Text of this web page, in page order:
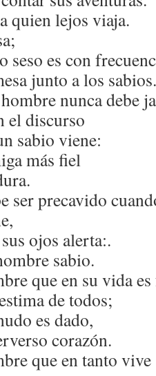
quien lejos viaja.
seso es con
junto a los sabios.
nunca debe
el discurso
sabio viene:
más fiel
ser precavido
ojos alerta:.
sabio.
que en su vida
de todos;
es dado,
corazón.
que en tanto vive